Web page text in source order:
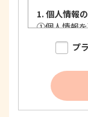
1. 個人情報
①個人情報
限り明確
おいて適
個人情報
たは公表
反する目
プ